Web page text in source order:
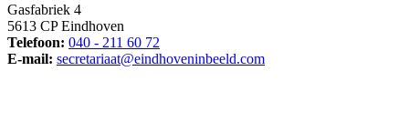
Gasfabriek 4
5613 CP Eindhoven
Telefoon: 040 - 211 60 72
E-mail: secretariaat@eindhoveninbeeld.com